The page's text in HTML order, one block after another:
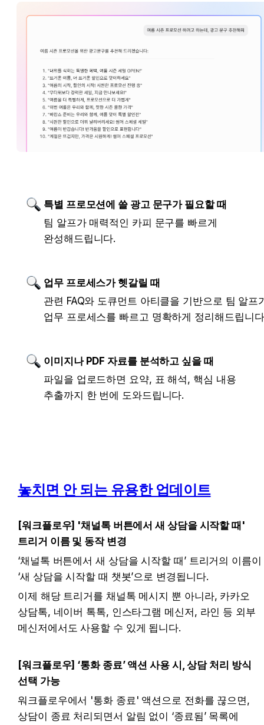
특별 프로모션에 쓸 광고 문구가 필요할 때
팀 알프가 매력적인 카피 문구를 빠르게
완성해드립니다.
업무 프로세스가 헷갈릴 때
관련 FAQ와 도큐먼트 아티클을 기반으로 팀 알프
업무 프로세스를 빠르고 명확하게 정리해드립니
이미지나 PDF 자료를 분석하고 싶을 때
파일을 업로드하면 요약, 표 해석, 핵심 내용
추출까지 한 번에 도와드립니다.
놓치면 안 되는 유용한 업데이트
[워크플로우] '채널톡 버튼에서 새 상담을 시작할 때'
트리거 이름 및 동작 변경
‘채널톡 버튼에서 새 상담을 시작할 때’ 트리거의 이름이
‘새 상담을 시작할 때 챗봇’으로 변경됩니다.
이제 해당 트리거를 채널톡 메시지 뿐 아니라, 카카오
상담톡, 네이버 톡톡, 인스타그램 메신저, 라인 등 외부
메신저에서도 사용할 수 있게 됩니다.
[워크플로우] ‘통화 종료’ 액션 사용 시, 상담 처리 방식
선택 가능
워크플로우에서 '통화 종료' 액션으로 전화를 끊으면,
상담이 종료 처리되면서 알림 없이 ‘종료됨’ 목록에